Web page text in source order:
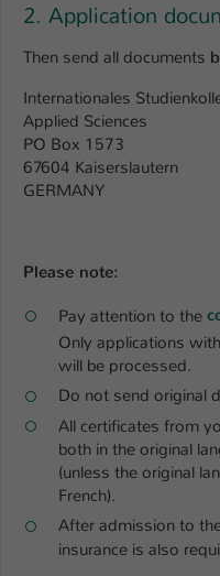
2. Application
Then send all documents
Internationales
Applied Sciences
PO Box 1573
67604 Kaiserslautern
GERMANY
Please note:
Pay attention to the
Only applications
will be processed.
Do not send original
All certificates from
both in the original
(unless the original
French).
After admission to
insurance is also
Zugang
gewährt.
Name
Anbieter TYPO3
zu